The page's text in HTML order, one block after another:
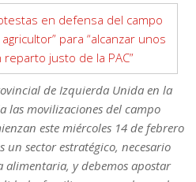
de Izquierda Unida en la
las movilizaciones del campo
este miércoles 14 de febrero
un sector estratégico, necesario
y debemos apostar